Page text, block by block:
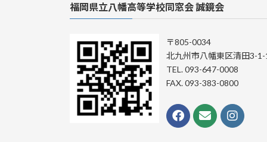
福岡県立八幡高等学校同窓会 誠鏡会
〒805-0034
北九州市八幡東区清田3-1-
TEL. 093-647-0008
FAX. 093-383-0800